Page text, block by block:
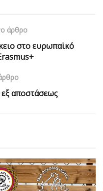
άρθρο
στο ευρωπαϊκό
αποστάσεως